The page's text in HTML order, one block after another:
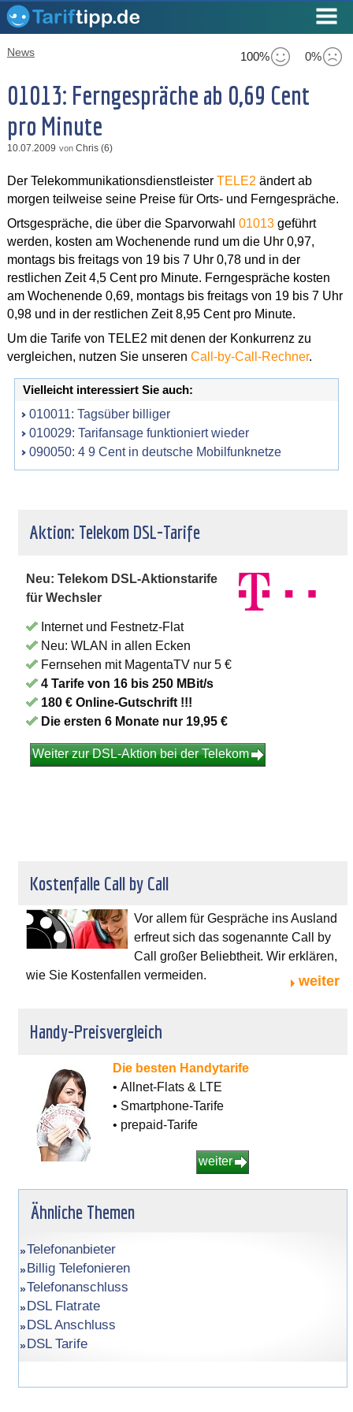
100% 0%
News
01013: Ferngespräche ab 0,69 Cent
pro Minute
10.07.2009 von Chris (6)
Der Telekommunikationsdienstleister TELE2 ändert ab
morgen teilweise seine Preise für Orts- und Ferngespräche.
Ortsgespräche, die über die Sparvorwahl 01013geführt
werden, kosten am Wochenende rund um die Uhr 0,97,
montags bis freitags von 19 bis 7 Uhr 0,78 und in der
restlichen Zeit 4,5 Cent pro Minute. Ferngespräche kosten
am Wochenende 0,69, montags bis freitags von 19 bis 7 Uhr
0,98 und in der restlichen Zeit 8,95 Cent pro Minute.
Um die Tarife von TELE2 mit denen der Konkurrenz zu
vergleichen, nutzen Sie unseren Call-by-Call-Rechner.
Vielleicht interessiert Sie auch:
010011: Tagsüber billiger
010029: Tarifansage funktioniert wieder
090050: 4 9 Cent in deutsche Mobilfunknetze
Aktion: Telekom DSL-Tarife
Neu: Telekom DSL-Aktionstarife
für Wechsler
Internet und Festnetz-Flat
Neu: WLAN in allen Ecken
Fernsehen mit MagentaTV nur 5 €
4 Tarife von 16 bis 250 MBit/s
180 € Online-Gutschrift !!!
Die ersten 6 Monate nur 19,95 €
Weiter zur DSL-Aktion bei der Telekom
Kostenfalle Call by Call
Vor allem für Gespräche ins Ausland
erfreut sich das sogenannte Call by
Call großer Beliebtheit. Wir erklären,
wie Sie Kostenfallen vermeiden.
weiter
Handy-Preisvergleich
Die besten Handytarife
• Allnet-Flats & LTE
• Smartphone-Tarife
• prepaid-Tarife
weiter
Ähnliche Themen
Telefonanbieter
Billig Telefonieren
Telefonanschluss
DSL Flatrate
DSL Anschluss
DSL Tarife